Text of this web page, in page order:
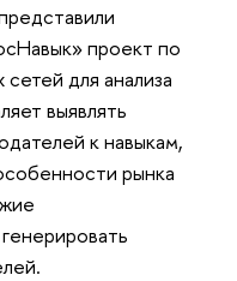
проект по
для анализа
выявлять
к навыкам,
рынка